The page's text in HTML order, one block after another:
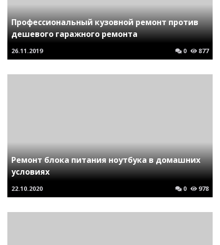
Профессиональный кузовной ремонт против
дешевого гаражного ремонта
26.11.2019 0 877
Ремонт блока питания ноутбука в домашних
условиях
22.10.2020 0 978